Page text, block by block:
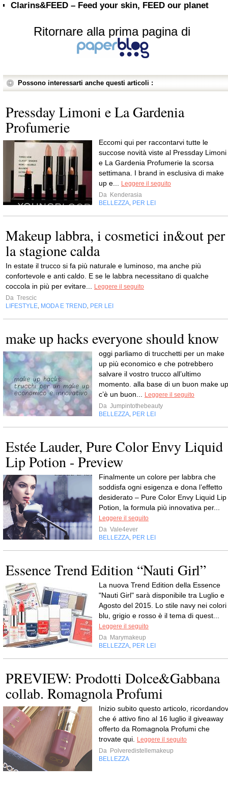
Clarins&FEED – Feed your skin, FEED our planet
Ritornare alla prima pagina di
Possono interessarti anche questi articoli :
Pressday Limoni e La Gardenia
Profumerie
Eccomi qui per raccontarvi tutte le
succose novità viste al Pressday Limoni
e La Gardenia Profumerie la scorsa
settimana. I brand in esclusiva di make
up e...
Leggere il seguito
Da Kenderasia
BELLEZZA PER LEI
Makeup labbra, i cosmetici in&out per
la stagione calda
In estate il trucco si fa più naturale e luminoso, ma anche più
confortevole e anti caldo. E se le labbra necessitano di qualche
coccola in più per evitare...
Leggere il seguito
Da Trescic
LIFESTYLE MODA E TREND PER LEI
make up hacks everyone should know
oggi parliamo di trucchetti per un make
up più economico e che potrebbero
salvare il vostro trucco all’ultimo
momento. alla base di un buon make up
c’è un buon...
Leggere il seguito
Da Jumpintothebeauty
BELLEZZA PER LEI
Estée Lauder, Pure Color Envy Liquid
Lip Potion - Preview
Finalmente un colore per labbra che
soddisfa ogni esigenza e dona l’effetto
desiderato – Pure Color Envy Liquid Lip
Potion, la formula più innovativa per...
Leggere il seguito
Da Vale4ever
BELLEZZA PER LEI
Essence Trend Edition “Nauti Girl”
La nuova Trend Edition della Essence
"Nauti Girl" sarà disponibile tra Luglio e
Agosto del 2015. Lo stile navy nei colori
blu, grigio e rosso è il tema di quest...
Leggere il seguito
Da Marymakeup
BELLEZZA PER LEI
PREVIEW: Prodotti Dolce&Gabbana
collab. Romagnola Profumi
Inizio subito questo articolo,
che é attivo fino al 16 luglio il giveaway
offerto da Romagnola Profumi che
trovate qui.
Leggere il seguito
Da Polveredistellemakeup
BELLEZZA